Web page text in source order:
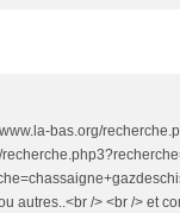
bas.org/
autres..<br /> <br /> et